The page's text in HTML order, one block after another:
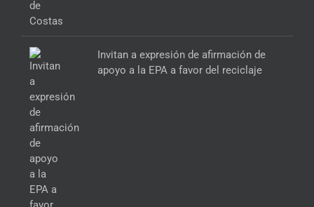
Invitan a expresión de afirmación de
apoyo a la EPA a favor del reciclaje